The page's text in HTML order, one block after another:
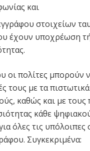
και
στοιχείων
έχουν υποχρέωση
οι πολίτες μπορούν
τους με τα
καθώς και με τους
κάθε
όλες τις υπόλοιπες
Συγκεκριμένα: